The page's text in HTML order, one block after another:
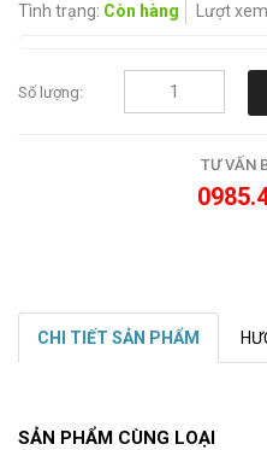
Tình trạng: Còn hàng Lượt
Số lượng:
TƯ VẤN
CHI TIẾT SẢN PHẨM
SẢN PHẨM CÙNG LOẠI